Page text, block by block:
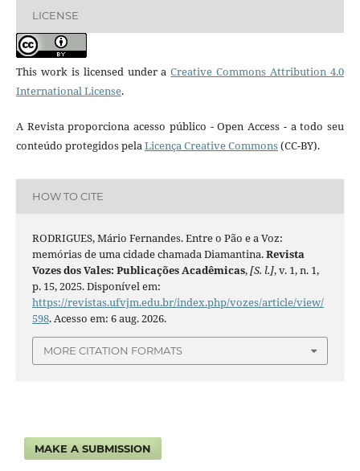
LICENSE
This work is licensed under aCreative Commons Attribution 4.0
International License.
A Revista proporciona acesso público - Open Access - a todo seu
conteúdo protegidos pelaLicença Creative Commons(CC-BY).
HOW TO CITE
RODRIGUES, Mário Fernandes. Entre o Pão e a Voz:
memórias de uma cidade chamada Diamantina.Revista
Vozes dos Vales: Publicações Acadêmicas,[S. l.], v. 1, n. 1,
p. 15, 2025. Disponível em:
https://revistas.ufvjm.edu.br/index.php/vozes/article/view/
598. Acesso em: 6 aug. 2026.
MORE CITATION FORMATS
MAKE A SUBMISSION